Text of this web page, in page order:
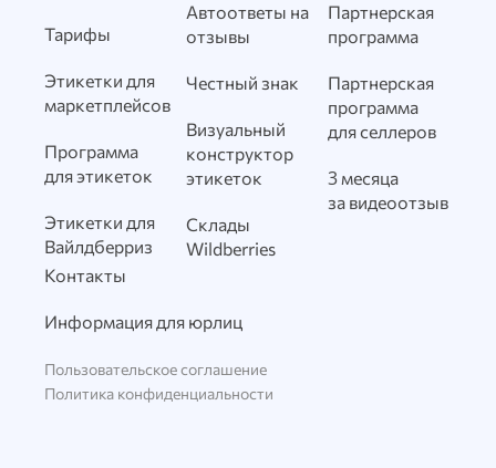
Тарифы
Этикетки для
маркетплейсов
Программа
для этикеток
Этикетки для
Вайлдберриз
Автоответы на
отзывы
Честный знак
Визуальный
конструктор
этикеток
Склады
Wildberries
Партнерская
программа
Партнерская
программа
для селлеров
3 месяца
за видеоотзыв
Контакты
Информация для юрлиц
Пользовательское соглашение
Политика конфиденциальности